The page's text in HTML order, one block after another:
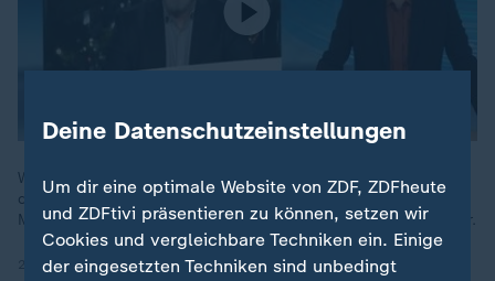
Wer ist überhaupt zuständig und was können und dürfen
deutsche Sicherheitsbehörden? Was aktuell gilt, schildert
Manuel Atug, Experte für Sicherheit von kritischer Infrastruktur.
25.09.2025 | 5:52 min
Deine Datenschutzeinstellungen
Um dir eine optimale Website von ZDF, ZDFheute
und ZDFtivi präsentieren zu können, setzen wir
Cookies und vergleichbare Techniken ein. Einige
der eingesetzten Techniken sind unbedingt